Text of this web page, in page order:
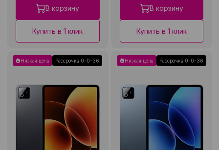
В корзину
Купить в 1 клик
В корзину
Купить в 1 клик
Низкая цена Рассрочка 0-0-36 Низкая цена Рассрочка 0-0-36